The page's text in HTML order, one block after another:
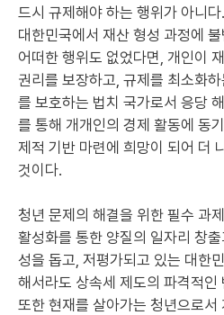
드시 규제해야 하는 행위가 아니
대한민국에서 재산 형성 과정에
어떠한 행위도 없었다면, 개인이
권리를 보장하고, 규제를 최소화
를 보호하는 법치 국가로서 응당
를 통해 개개인의 경제 활동에 동
제적 기반 마련에 희망이 되어 더
것이다.
청년 문제의 해결을 위한 필수 과
활성화를 통한 양질의 일자리 창
성을 돕고, 저평가되고 있는 대한
해서라도 상속세 제도의 파격적인
또한 현재를 살아가는 청년으로서